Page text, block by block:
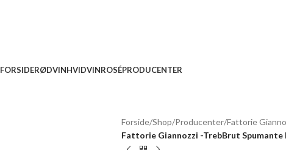
FORSIDERØDVINHVIDVINROSÉPRODUCENTER
Forside/Shop/Producenter/Fattorie
Fattorie Giannozzi -TrebBrut